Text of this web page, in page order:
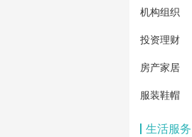
机构组织
投资理财
房产家居
服装鞋帽
生活服务